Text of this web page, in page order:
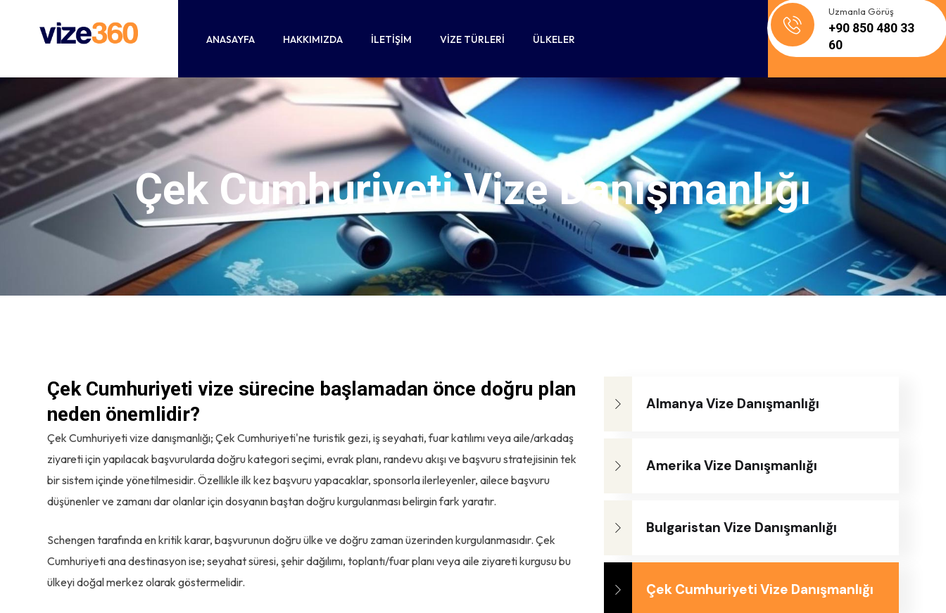
ANASAYFA HAKKIMIZDA İLETIŞIM VIZE TÜRLERI ÜLKELER
Uzmanla Görüş
+90 850 480 33
60
Çek Cumhuriyeti Vize Danışmanlığı
Çek Cumhuriyeti vize sürecine başlamadan önce doğru plan
neden önemlidir?
Çek Cumhuriyeti vize danışmanlığı; Çek Cumhuriyeti'ne turistik gezi, iş seyahati, fuar katılımı veya aile/arkadaş
ziyareti için yapılacak başvurularda doğru kategori seçimi, evrak planı, randevu akışı ve başvuru stratejisinin tek
bir sistem içinde yönetilmesidir. Özellikle ilk kez başvuru yapacaklar, sponsorla ilerleyenler, ailece başvuru
düşünenler ve zamanı dar olanlar için dosyanın baştan doğru kurgulanması belirgin fark yaratır.
Schengen tarafında en kritik karar, başvurunun doğru ülke ve doğru zaman üzerinden kurgulanmasıdır. Çek
Cumhuriyeti ana destinasyon ise; seyahat süresi, şehir dağılımı, toplantı/fuar planı veya aile ziyareti kurgusu bu
ülkeyi doğal merkez olarak göstermelidir.
Almanya Vize Danışmanlığı
Amerika Vize Danışmanlığı
Bulgaristan Vize Danışmanlığı
Çek Cumhuriyeti Vize Danışmanlığı